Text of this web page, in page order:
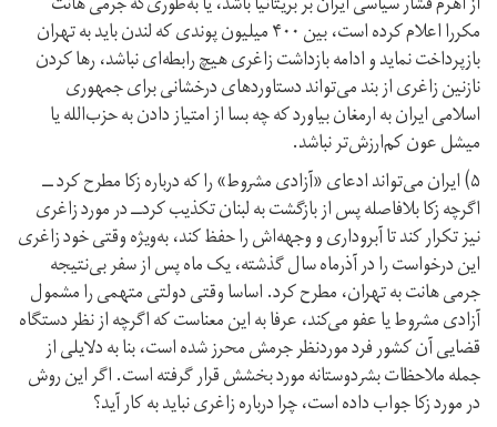
مکررا اعلام کرده است، بین ۴۰۰ میلیون پوندی که لندن باید به تهران
بازپرداخت نماید و ادامه بازداشت زاغری هیچ رابطه‌ای نباشد، رها کردن
نازنین زاغری از بند می‌تواند دستاوردهای درخشانی برای جمهوری
اسلامی ایران به ارمغان بیاورد که چه بسا از امتیاز دادن به حزب‌الله یا
میشل عون کم‌ارزش‌تر نباشد.
۵) ایران می‌تواند ادعای «آزادی مشروط» را که درباره زکا مطرح کرد ــ
اگرچه زکا بلافاصله پس از بازگشت به لبنان تکذیب کرد‌ــ در مورد زاغری
نیز تکرار کند تا آبروداری و وجهه‌اش را حفظ کند، به‌ویژه وقتی خود زاغری
این درخواست را در آذرماه سال گذشته، یک ماه پس از سفر بی‌نتیجه
جرمی هانت به تهران، مطرح کرد. اساسا وقتی دولتی متهمی را مشمول
آزادی مشروط یا عفو می‌کند، عرفا به این معناست که اگرچه از نظر دستگاه
قضایی آن کشور فرد مورد‌نظر جرمش محرز شده است، بنا به دلایلی از
جمله ملاحظات بشردوستانه مورد بخشش قرار گرفته است. اگر این روش
در مورد زکا جواب داده است، چرا درباره زاغری نباید به کار آید؟